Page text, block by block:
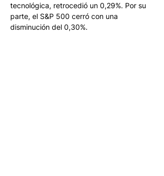
tecnológica, retrocedió un 0,29%. Por su
parte, el S&P 500 cerró con una
disminución del 0,30%.